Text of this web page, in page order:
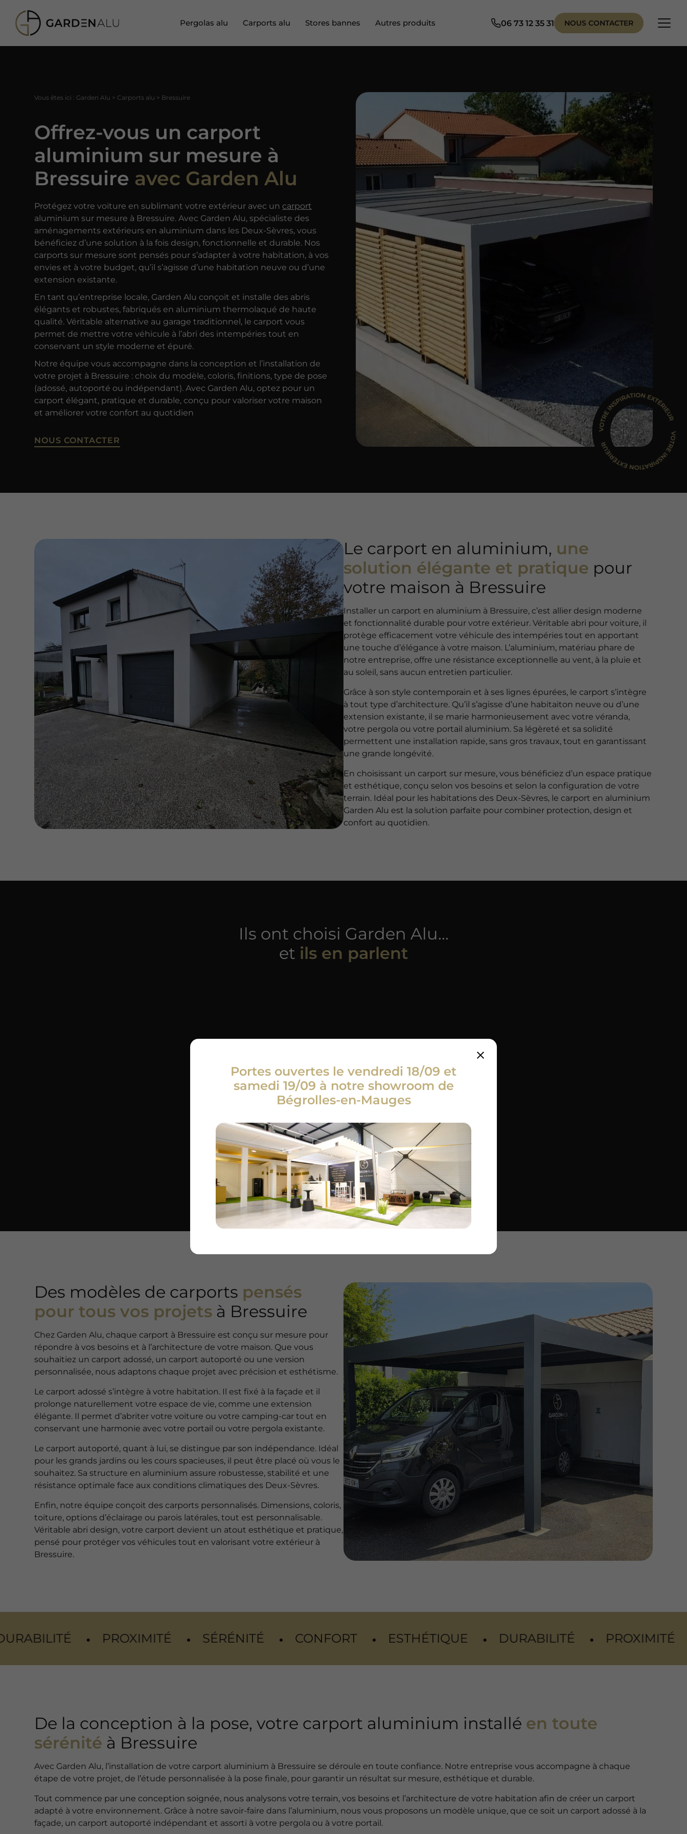
06 73 12 35 31 NOUS CONTACTER
Pergolas alu Carports alu Stores bannes Autres produits
Clôture
Voile d’ombrage
Vous êtes ici : Garden Alu > Carports alu > Bressuire
Offrez-vous un carport
aluminium sur mesure à
Bressuire avec Garden Alu
Protégez votre voiture en sublimant votre extérieur avec un carport
aluminium sur mesure à Bressuire. Avec Garden Alu, spécialiste des
aménagements extérieurs en aluminium dans les Deux-Sèvres, vous
bénéficiez d’une solution à la fois design, fonctionnelle et durable. Nos
carports sur mesure sont pensés pour s’adapter à votre habitation, à vos
envies et à votre budget, qu’il s’agisse d’une habitation neuve ou d’une
extension existante.
En tant qu’entreprise locale, Garden Alu conçoit et installe des abris
élégants et robustes, fabriqués en aluminium thermolaqué de haute
qualité. Véritable alternative au garage traditionnel, le carport vous
permet de mettre votre véhicule à l’abri des intempéries tout en
conservant un style moderne et épuré.
Notre équipe vous accompagne dans la conception et l’installation de
votre projet à Bressuire : choix du modèle, coloris, finitions, type de pose
(adossé, autoporté ou indépendant). Avec Garden Alu, optez pour un
carport élégant, pratique et durable, conçu pour valoriser votre maison
et améliorer votre confort au quotidien
NOUS CONTACTER
Le carport en aluminium, une
solution élégante et pratique pour
votre maison à Bressuire
Installer un carport en aluminium à Bressuire, c’est allier design moderne
et fonctionnalité durable pour votre extérieur. Véritable abri pour voiture, il
protège efficacement votre véhicule des intempéries tout en apportant
une touche d’élégance à votre maison. L’aluminium, matériau phare de
notre entreprise, offre une résistance exceptionnelle au vent, à la pluie et
au soleil, sans aucun entretien particulier.
Grâce à son style contemporain et à ses lignes épurées, le carport s’intègre
à tout type d’architecture. Qu’il s’agisse d’une habitaiton neuve ou d’une
extension existante, il se marie harmonieusement avec votre véranda,
votre pergola ou votre portail aluminium. Sa légèreté et sa solidité
permettent une installation rapide, sans gros travaux, tout en garantissant
une grande longévité.
En choisissant un carport sur mesure, vous bénéficiez d’un espace pratique
et esthétique, conçu selon vos besoins et selon la configuration de votre
terrain. Idéal pour les habitations des Deux-Sèvres, le carport en aluminium
Garden Alu est la solution parfaite pour combiner protection, design et
confort au quotidien.
Ils ont choisi Garden Alu…
et ils en parlent
Des modèles de carports pensés
pour tous vos projets à Bressuire
Chez Garden Alu, chaque carport à Bressuire est conçu sur mesure pour
répondre à vos besoins et à l’architecture de votre maison. Que vous
souhaitiez un carport adossé, un carport autoporté ou une version
personnalisée, nous adaptons chaque projet avec précision et esthétisme.
Le carport adossé s’intègre à votre habitation. Il est fixé à la façade et il
prolonge naturellement votre espace de vie, comme une extension
élégante. Il permet d’abriter votre voiture ou votre camping-car tout en
conservant une harmonie avec votre portail ou votre pergola existante.
Le carport autoporté, quant à lui, se distingue par son indépendance. Idéal
pour les grands jardins ou les cours spacieuses, il peut être placé où vous le
souhaitez. Sa structure en aluminium assure robustesse, stabilité et une
résistance optimale face aux conditions climatiques des Deux-Sèvres.
Enfin, notre équipe conçoit des carports personnalisés. Dimensions, coloris,
toiture, options d’éclairage ou parois latérales, tout est personnalisable.
Véritable abri design, votre carport devient un atout esthétique et pratique,
pensé pour protéger vos véhicules tout en valorisant votre extérieur à
Bressuire.
PROXIMITÉ SÉRÉNITÉ CONFORT ESTHÉTIQUE DURABILITÉ PROXIMITÉ SÉRÉNITÉ
De la conception à la pose, votre carport aluminium installé en toute
sérénité à Bressuire
Avec Garden Alu, l’installation de votre carport aluminium à Bressuire se déroule en toute confiance. Notre entreprise vous accompagne à chaque
étape de votre projet, de l’étude personnalisée à la pose finale, pour garantir un résultat sur mesure, esthétique et durable.
Tout commence par une conception soignée, nous analysons votre terrain, vos besoins et l’architecture de votre habitation afin de créer un carport
adapté à votre environnement. Grâce à notre savoir-faire dans l’aluminium, nous vous proposons un modèle unique, que ce soit un carport adossé à la
façade, un carport autoporté indépendant et assorti à votre pergola ou à votre portail.
Portes ouvertes le vendredi 18/09 et
samedi 19/09 à notre showroom de
Bégrolles-en-Mauges